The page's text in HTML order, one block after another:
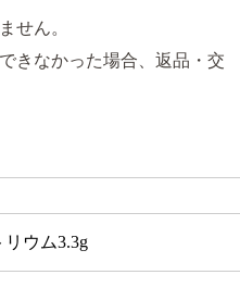
せん。
きなかった場合、返品・交
リウム3.3g